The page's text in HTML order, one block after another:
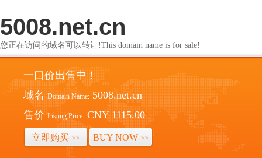
5008.net.cn
您正在访问的域名可以转让!This domain name is for sale!
一口价出售中！
域名 Domain Name: 5008.net.cn
售价 Listing Price: CNY 1115.00
立即购买 >> BUY NOW >>